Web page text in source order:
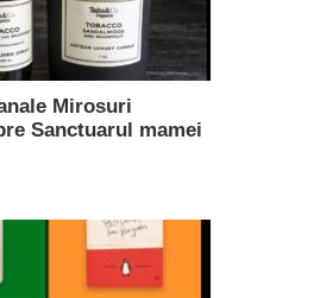
Mirosuri
Sanctuarul mamei